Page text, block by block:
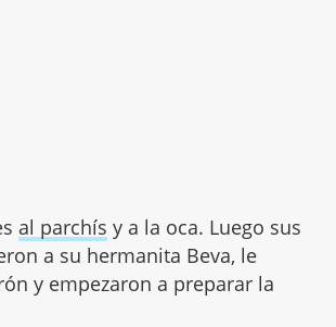
al parchís y a la oca. Luego sus
a su hermanita Beva, le
y empezaron a preparar la